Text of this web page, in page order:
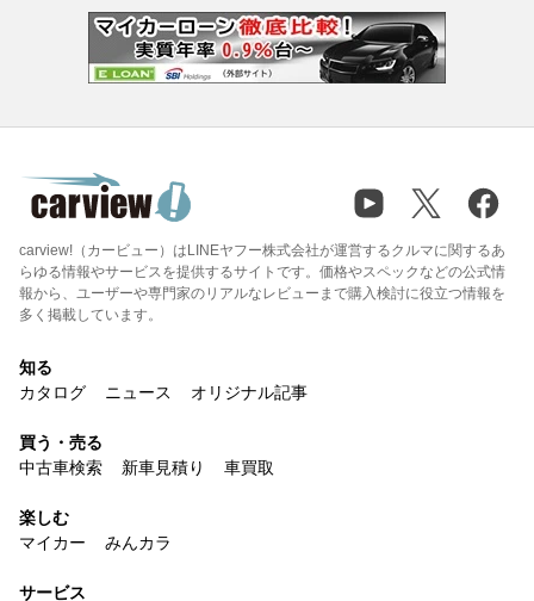
carview!（カービュー）はLINEヤフー株式会社が運営するクルマに関するあ
らゆる情報やサービスを提供するサイトです。価格やスペックなどの公式情
報から、ユーザーや専門家のリアルなレビューまで購入検討に役立つ情報を
多く掲載しています。
知る
カタログ
ニュース オリジナル記事
買う・売る
中古車検索
新車見積り 車買取
楽しむ
マイカー
みんカラ
サービス